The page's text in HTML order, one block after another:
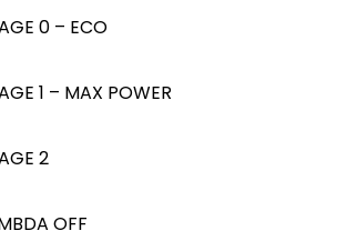
0 – ECO
1 – MAX POWER
2
OFF